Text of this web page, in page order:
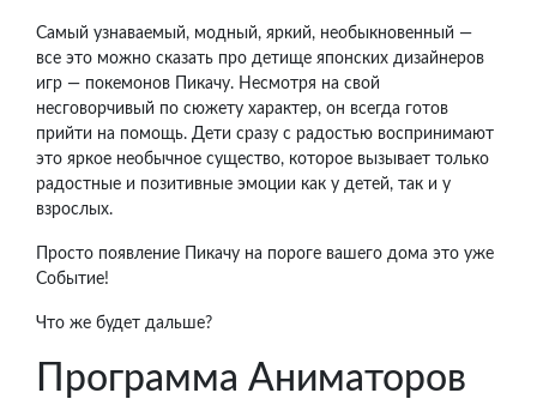
Самый узнаваемый, модный, яркий, необыкновенный —
все это можно сказать про детище японских дизайнеров
игр — покемонов Пикачу. Несмотря на свой
несговорчивый по сюжету характер, он всегда готов
прийти на помощь. Дети сразу с радостью воспринимают
это яркое необычное существо, которое вызывает только
радостные и позитивные эмоции как у детей, так и у
взрослых.
Просто появление Пикачу на пороге вашего дома это уже
Событие!
Что же будет дальше?
Программа Аниматоров